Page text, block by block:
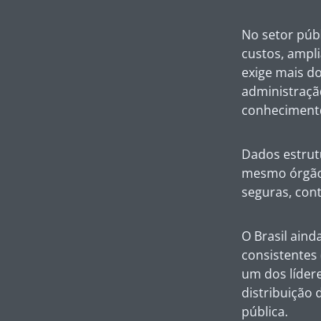
No setor
custos,
exige mais
Dados
mesmo
seguras,
O Brasil
consistentes
um dos
distribuição
pública.